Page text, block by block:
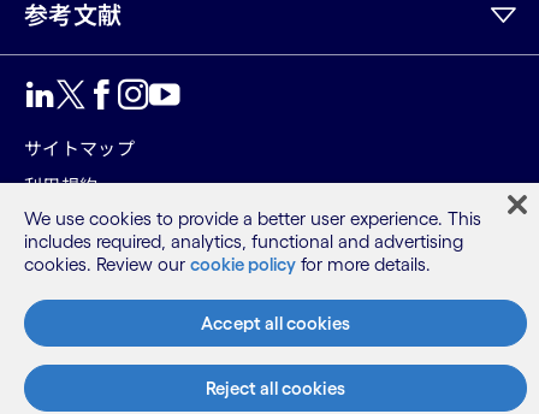
参考文献
サイトマップ
利用規約
プライバシーポリシー
Cookieポリシー
©2026 Cognizant, all rights reserved
We use cookies to provide a better user experience. This
includes required, analytics, functional and advertising
cookies. Review our cookie policy for more details.
Accept all cookies
Reject all cookies